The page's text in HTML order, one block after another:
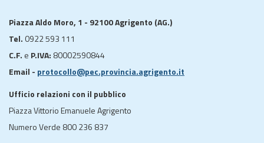
Piazza Aldo Moro, 1 - 92100 Agrigento (AG.)
Tel. 0922 593 111
C.F. e P.IVA: 80002590844
Email - protocollo@pec.provincia.agrigento.it
Ufficio relazioni con il pubblico
Piazza Vittorio Emanuele Agrigento
Numero Verde 800 236 837